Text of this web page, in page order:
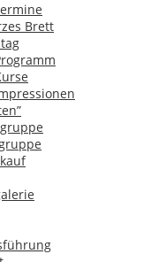
Brett
Förbau e.V.
Brett